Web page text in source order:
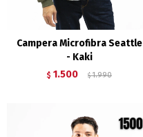
Campera Microfibra Seattle
- Kaki
$ 1.500 $ 1.990